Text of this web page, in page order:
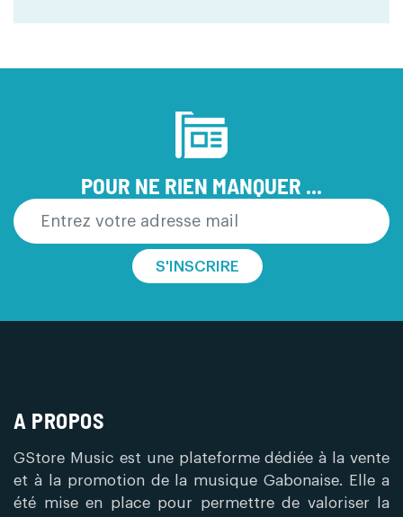
POUR NE RIEN MANQUER ...
S'INSCRIRE
A PROPOS
GStore Music est une plateforme dédiée à la vente
et à la promotion de la musique Gabonaise. Elle a
été mise en place pour permettre de valoriser la